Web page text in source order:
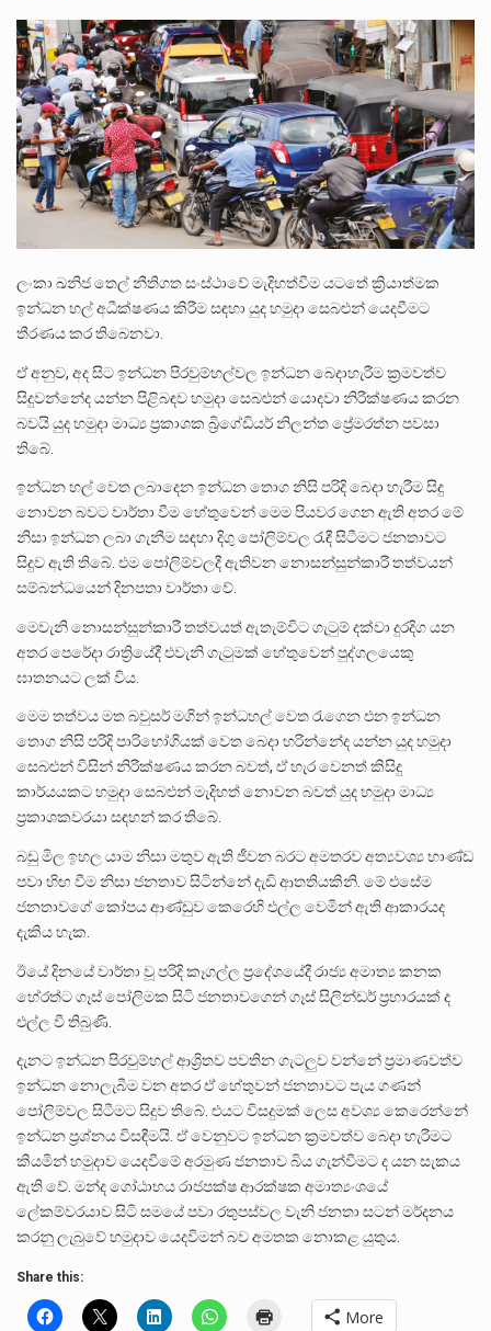
2011 වසරේදී දේශපාලන හා මානව හිමිකම් ක්‍රියාකාරීන් වන ලලිත්කුමාර් වීරරාජ් සහ කුගන් මුරුගානන්දන් යාපනයේදී අතුරුදන්…
ගොවියන්ගේ ප්‍රශ්න, ධීවරයන්ගේ ප්‍රශ්න, සෞඛය ප්‍රශ්න, වැටු ප්‍ර්ශ්න, රැකියා විරහිත ප්‍රශ්න මේ සියලු ප්‍රශ්නවලට තනි…
ලංකා ඛනිජ තෙල් නීතිගත සංස්ථාවේ මැදිහත්වීම යටතේ ක්‍රියාත්මක
ඉන්ධන හල් අධීක්ෂණය කිරීම සඳහා යුද හමුදා සෙබළුන් යෙදවීමට
තීරණය කර තිබෙනවා.
ඒ අනුව, අද සිට ඉන්ධන පිරවුම්හල්වල ඉන්ධන බෙදාහැරීම ක්‍රමවත්ව
සිදුවන්නේද යන්න පිළිබඳව හමුදා සෙබළුන් යොදවා නිරීක්ෂණය කරන
බවයි යුද හමුදා මාධ්‍ය ප්‍රකාශක බ්‍රිගේඩියර් නිලන්ත ප්‍රේමරත්න පවසා
තිබේ.
ඉන්ධන හල් වෙත ලබාදෙන ඉන්ධන තොග නිසි පරිදි බෙදා හැරීම සිදු
නොවන බවට වාර්තා වීම හේතුවෙන් මෙම පියවර ගෙන ඇති අතර මේ
නිසා ඉන්ධන ලබා ගැනීම සඳහා දිගු පෝලිම්වල රැඳී සිටීමට ජනතාවට
සිදුව ඇති තිබේ. එම පෝලිම්වලදී ඇතිවන නොසන්සුන්කාරී තත්වයන්
සම්බන්ධයෙන් දිනපතා වාර්තා වේ.
මෙවැනි නොසන්සුන්කාරී තත්වයත් ඇතැම්විට ගැටුම් දක්වා දුරදිග යන
අතර පෙරේදා රාත්‍රියේදී එවැනි ගැටුමක් හේතුවෙන් පුද්ගලයෙකු
ඝාතනයට ලක් විය.
මෙම තත්වය මත බවුසර් මගින් ඉන්ධහල් වෙත රැගෙන එන ඉන්ධන
තොග නිසි පරිදි පාරිභෝගියක් වෙත බෙදා හරින්නේද යන්න යුද හමුදා
සෙබළුන් විසින් නිරීක්ෂණය කරන බවත්, ඒ හැර වෙනත් කිසිදු
කාර්යයකට හමුදා සෙබළුන් මැදිහත් නොවන බවත් යුද හමුදා මාධ්‍ය
ප්‍රකාශකවරයා සඳහන් කර තිබේ.
බඩු මිල ඉහල යාම නිසා මතුව ඇති ජීවන බරට අමතරව අත්‍යවශ්‍ය භාණ්ඩ
පවා හිඟ වීම නිසා ජනතාව සිටින්නේ දැඩි ආතතියකිනි. මේ එසේම
ජනතාවගේ කෝපය ආණ්ඩුව කෙරෙහි එල්ල වෙමින් ඇති ආකාරයද
දැකිය හැක.
ඊයේ දිනයේ වාර්තා වූ පරිදි කෑගල්ල ප්‍රදේශයේදී රාජ්‍ය අමාත්‍ය කනක
හේරත්ට ගෑස් පෝලිමක සිටි ජනතාවගෙන් ගෑස් සිලින්ඩර් ප්‍රහාරයක් ද
එල්ල වී තිබුණි.
දැනට ඉන්ධන පිරවුම්හල් ආශ්‍රිතව පවතින ගැටලුව වන්නේ ප්‍රමාණවත්ව
ඉන්ධන නොලැබීම වන අතර ඒ හේතුවන් ජනතාවට පැය ගණන්
පෝලිම්වල සිටීමට සිදුව තිබේ. එයට විසදුමක් ලෙස අවශ්‍ය කෙරෙන්නේ
ඉන්ධන ප්‍රශ්නය විසඳීමයි. ඒ වෙනුවට ඉන්ධන ක්‍රමවත්ව බෙදා හැරීමට
කියමින් හමුදාව යෙදවීමේ අරමුණ ජනතාව බිය ගැන්වීමට ද යන සැකය
ඇති වේ. මන්ද ගෝඨාභය රාජපක්ෂ ආරක්ෂක අමාත්‍යංශයේ
ලේකම්වරයාව සිටි සමයේ පවා රතුපස්වල වැනි ජනතා සටන් මර්දනය
කරනු ලැබුවේ හමුදාව යෙදවිමන් බව අමතක නොකළ යුතුය.
Share this:
More